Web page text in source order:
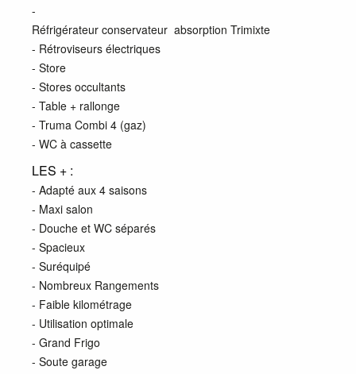
-
Réfrigérateur conservateur absorption Trimixte
- Rétroviseurs électriques
- Store
- Stores occultants
- Table + rallonge
- Truma Combi 4 (gaz)
- WC à cassette
LES + :
- Adapté aux 4 saisons
- Maxi salon
- Douche et WC séparés
- Spacieux
- Suréquipé
- Nombreux Rangements
- Faible kilométrage
- Utilisation optimale
- Grand Frigo
- Soute garage